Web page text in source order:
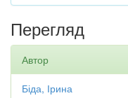
Перегляд
Автор
Біда, Ірина